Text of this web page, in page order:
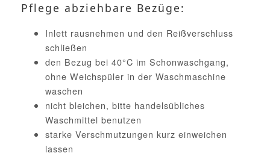
Pflege abziehbare Bezüge:
Inlett rausnehmen und den Reißverschluss
schließen
den Bezug bei 40°C im Schonwaschgang,
ohne Weichspüler in der Waschmaschine
waschen
nicht bleichen, bitte handelsübliches
Waschmittel benutzen
starke Verschmutzungen kurz einweichen
lassen